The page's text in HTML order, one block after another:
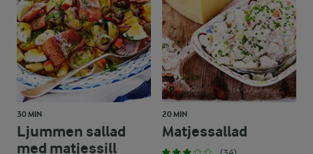
30 MIN
Ljummen sallad
med matjessill
20 MIN
Matjessallad